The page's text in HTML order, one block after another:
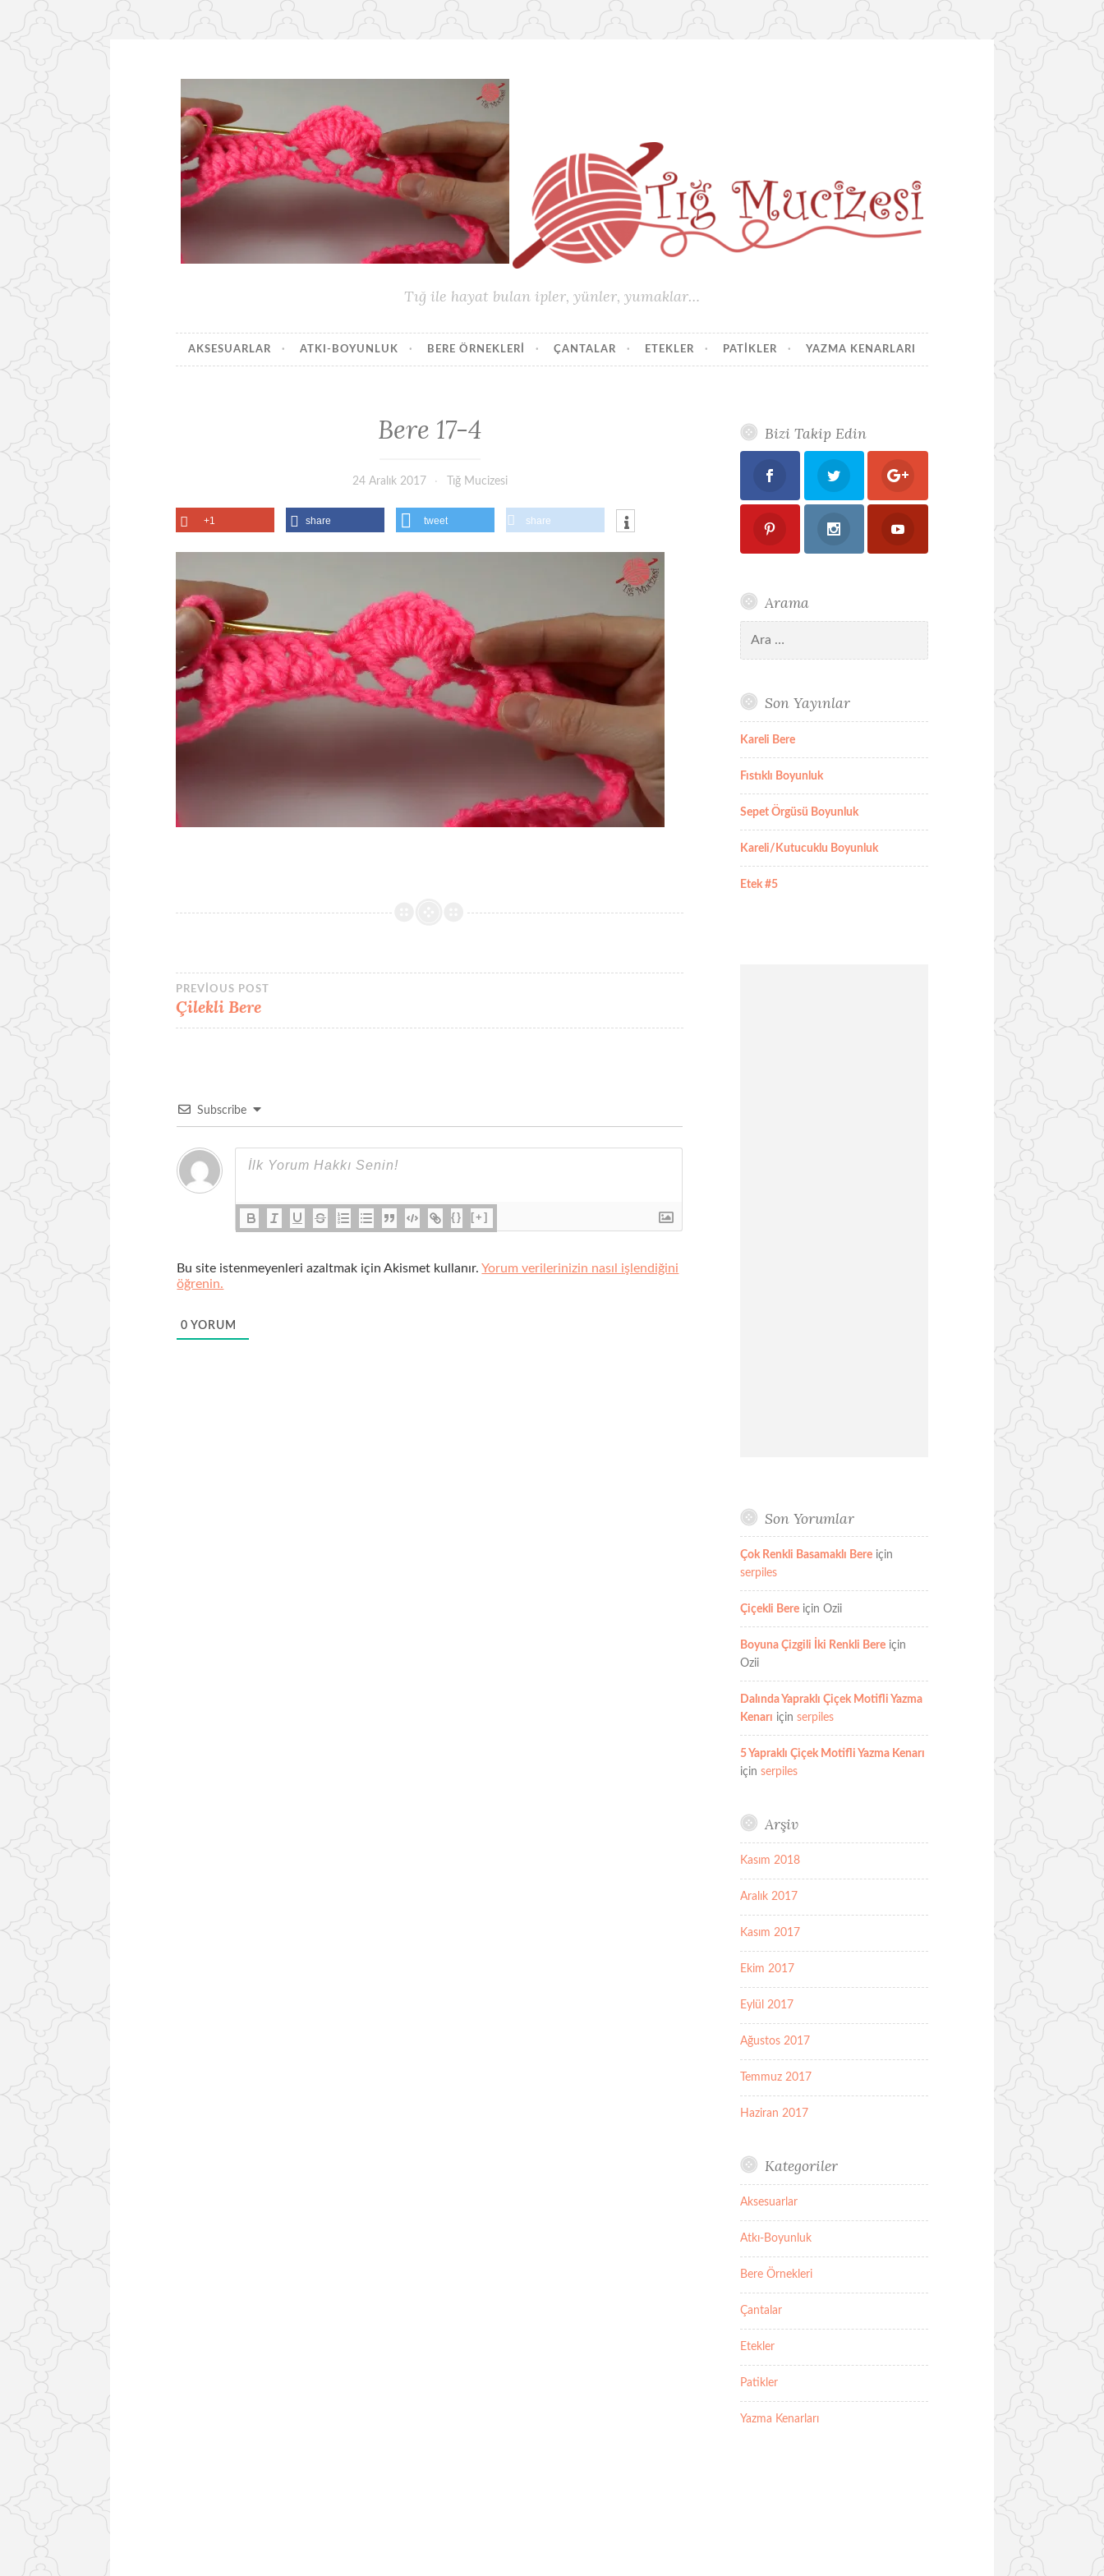
geç
Tığ ile hayat bulan ipler, yünler, yumaklar…
AKSESUARLAR ATKI-BOYUNLUK BERE ÖRNEKLERI ÇANTALAR ETEKLER PATIKLER YAZMA KENARLARI
Bere 17-4
24 Aralık 2017 Tığ Mucizesi
+1 share tweet share
Yazı
gezinmesi
PREVIOUS POST
Çilekli Bere
Subscribe
{} [+]
Bu site istenmeyenleri azaltmak için Akismet kullanır.Yorum verilerinizin nasıl işlendiğini
öğrenin.
0 YORUM
Bizi Takip Edin
Arama
Son Yayınlar
Kareli Bere
Fıstıklı Boyunluk
Sepet Örgüsü Boyunluk
Kareli/Kutucuklu Boyunluk
Etek #5
Son Yorumlar
Çok Renkli Basamaklı Bereiçin
serpiles
Çiçekli Bereiçin Ozii
Boyuna Çizgili İki Renkli Bereiçin
Ozii
Dalında Yapraklı Çiçek Motifli Yazma
Kenarı için serpiles
5 Yapraklı Çiçek Motifli Yazma Kenarı
için serpiles
Arşiv
Kasım 2018
Aralık 2017
Kasım 2017
Ekim 2017
Eylül 2017
Ağustos 2017
Temmuz 2017
Haziran 2017
Kategoriler
Aksesuarlar
Atkı-Boyunluk
Bere Örnekleri
Çantalar
Etekler
Patikler
Yazma Kenarları